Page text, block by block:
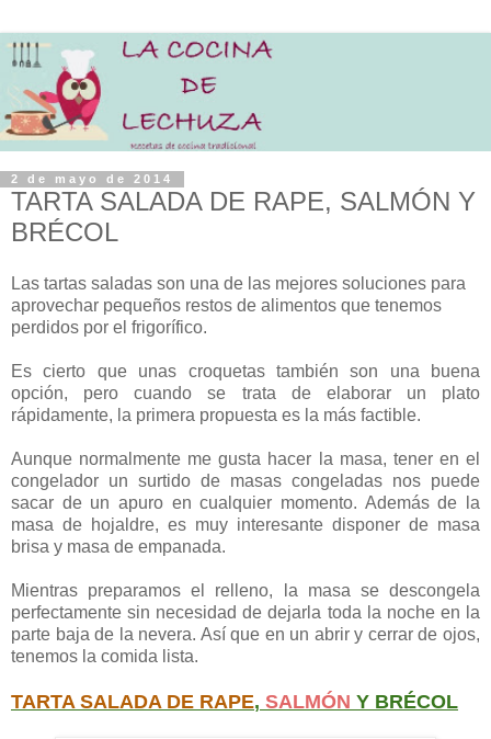
2 de mayo de 2014
TARTA SALADA DE RAPE, SALMÓN Y
BRÉCOL
Las tartas saladas son una de las mejores soluciones para
aprovechar pequeños restos de alimentos que tenemos
perdidos por el frigorífico.
Es cierto que unas croquetas también son una buena
opción, pero cuando se trata de elaborar un plato
rápidamente, la primera propuesta es la más factible.
Aunque normalmente me gusta hacer la masa, tener en el
congelador un surtido de masas congeladas nos puede
sacar de un apuro en cualquier momento. Además de la
masa de hojaldre, es muy interesante disponer de masa
brisa y masa de empanada.
Mientras preparamos el relleno, la masa se descongela
perfectamente sin necesidad de dejarla toda la noche en la
parte baja de la nevera. Así que en un abrir y cerrar de ojos,
tenemos la comida lista.
TARTA SALADA DE RAPE, SALMÓN Y BRÉCOL